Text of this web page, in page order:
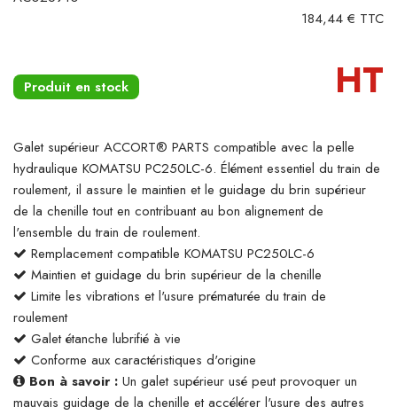
184,44 € TTC
Produit en stock HT
Galet supérieur ACCORT® PARTS compatible avec la pelle
hydraulique KOMATSU PC250LC-6. Élément essentiel du train de
roulement, il assure le maintien et le guidage du brin supérieur
de la chenille tout en contribuant au bon alignement de
l'ensemble du train de roulement.
Remplacement compatible KOMATSU PC250LC-6
Maintien et guidage du brin supérieur de la chenille
Limite les vibrations et l'usure prématurée du train de
roulement
Galet étanche lubrifié à vie
Conforme aux caractéristiques d'origine
Bon à savoir : Un galet supérieur usé peut provoquer un
mauvais guidage de la chenille et accélérer l'usure des autres